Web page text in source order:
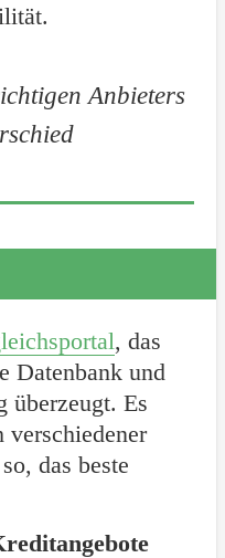
Anbieters
, das
Datenbank und
überzeugt. Es
das beste